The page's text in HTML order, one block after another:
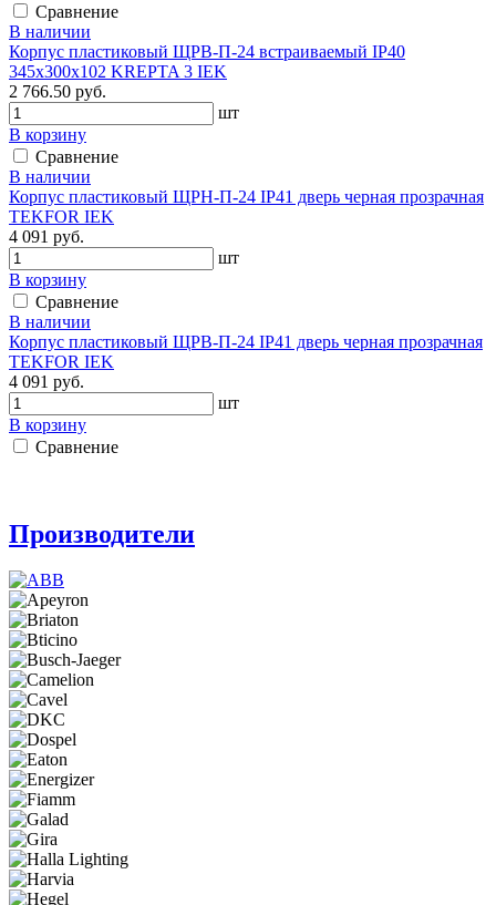
Сравнение
В наличии
Корпус пластиковый ЩРВ-П-24 встраиваемый IP40
345х300х102 KREPTA 3 IEK
2 766.50 руб.
шт
В корзину
Сравнение
В наличии
Корпус пластиковый ЩРН-П-24 IP41 дверь черная прозрачная
TEKFOR IEK
4 091 руб.
шт
В корзину
Сравнение
В наличии
Корпус пластиковый ЩРВ-П-24 IP41 дверь черная прозрачная
TEKFOR IEK
4 091 руб.
шт
В корзину
Сравнение
Производители